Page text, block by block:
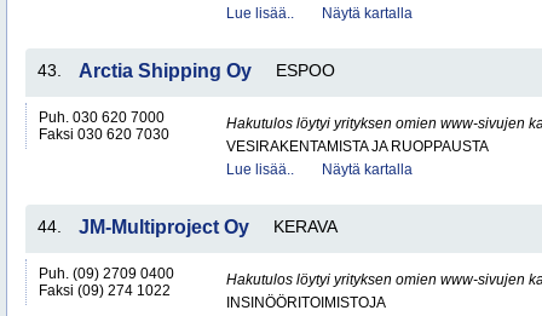
Lue lisää..
Näytä kartalla
43. Arctia Shipping Oy ESPOO
Puh. 030 620 7000
Faksi 030 620 7030
Hakutulos löytyi yrityksen omien www-sivujen
VESIRAKENTAMISTA JA RUOPPAUSTA
Lue lisää..
Näytä kartalla
44. JM-Multiproject Oy KERAVA
Puh. (09) 2709 0400
Faksi (09) 274 1022
Hakutulos löytyi yrityksen omien www-sivujen
INSINÖÖRITOIMISTOJA